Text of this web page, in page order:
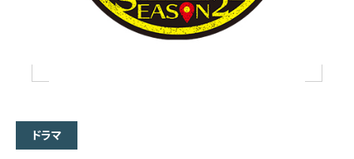
ドラマ